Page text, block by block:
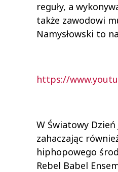
reguły, a
także zawodowi
Namysłowski to
https://
W Światowy
zahaczając
hiphopowego
Rebel Babel